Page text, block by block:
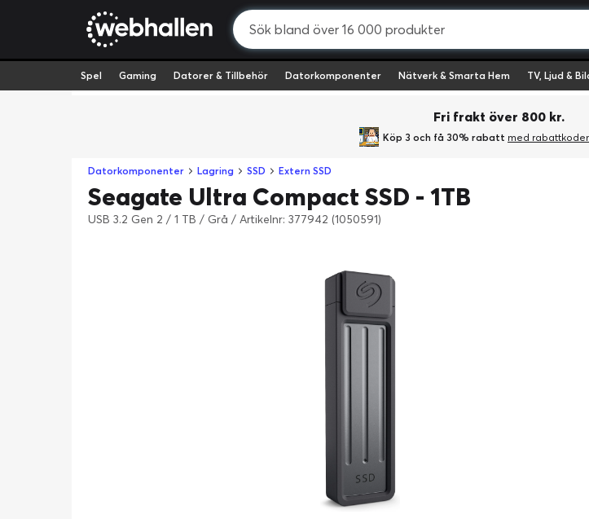
Spel Gaming Datorer & Tillbehör Datorkomponenter Nätverk & Smarta Hem TV, Ljud &
Fri frakt över 800 kr.
Köp 3 och få 30% rabatt med
Datorkomponenter Lagring SSD Extern SSD
Seagate Ultra Compact SSD - 1TB
USB 3.2 Gen 2 / 1 TB / Grå / Artikelnr: 377942 (1050591)